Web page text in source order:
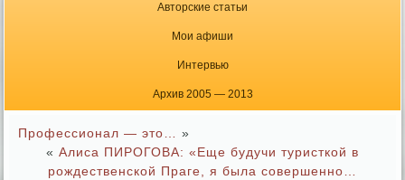
Авторские статьи
Мои афиши
Интервью
Архив 2005 — 2013
Профессионал — это… »
« Алиса ПИРОГОВА: «Еще будучи туристкой в
рождественской Праге, я была совершенно…